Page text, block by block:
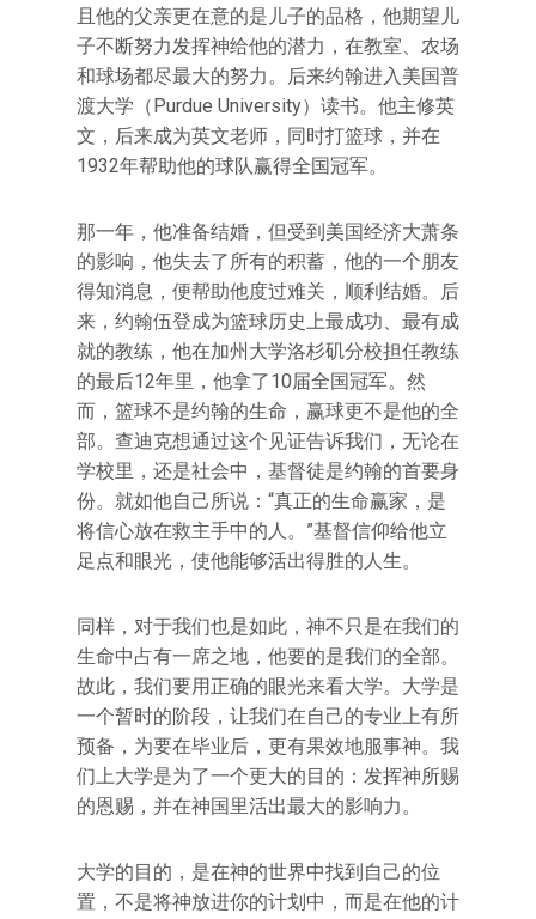
且他的父亲更在意的是儿子的品格，他期望儿
子不断努力发挥神给他的潜力，在教室、农场
和球场都尽最大的努力。后来约翰进入美国普
渡大学（Purdue University）读书。他主修英
文，后来成为英文老师，同时打篮球，并在
1932年帮助他的球队赢得全国冠军。
那一年，他准备结婚，但受到美国经济大萧条
的影响，他失去了所有的积蓄，他的一个朋友
得知消息，便帮助他度过难关，顺利结婚。后
来，约翰伍登成为篮球历史上最成功、最有成
就的教练，他在加州大学洛杉矶分校担任教练
的最后12年里，他拿了10届全国冠军。然
而，篮球不是约翰的生命，赢球更不是他的全
部。查迪克想通过这个见证告诉我们，无论在
学校里，还是社会中，基督徒是约翰的首要身
份。就如他自己所说：“真正的生命赢家，是
将信心放在救主手中的人。”基督信仰给他立
足点和眼光，使他能够活出得胜的人生。
同样，对于我们也是如此，神不只是在我们的
生命中占有一席之地，他要的是我们的全部。
故此，我们要用正确的眼光来看大学。大学是
一个暂时的阶段，让我们在自己的专业上有所
预备，为要在毕业后，更有果效地服事神。我
们上大学是为了一个更大的目的：发挥神所赐
的恩赐，并在神国里活出最大的影响力。
大学的目的，是在神的世界中找到自己的位
置，不是将神放进你的计划中，而是在他的计